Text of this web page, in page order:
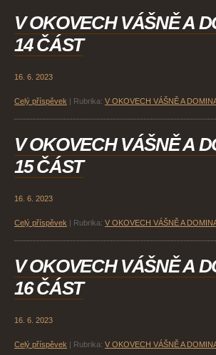
V OKOVECH VÁŠNĚ A
14 ČÁST
16. 6. 2023
Celý příspěvek Rubrika: V OKOVECH VÁŠNĚ A
V OKOVECH VÁŠNĚ A
15 ČÁST
16. 6. 2023
Celý příspěvek Rubrika: V OKOVECH VÁŠNĚ A
V OKOVECH VÁŠNĚ A
16 ČÁST
16. 6. 2023
Celý příspěvek Rubrika: V OKOVECH VÁŠNĚ A